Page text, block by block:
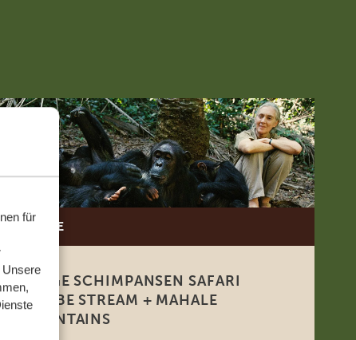
für
8 TAGE
8 TAGE SCHIMPANSEN SAFARI
GOMBE STREAM + MAHALE
MOUNTAINS